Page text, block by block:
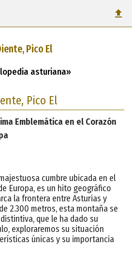
Pico El
asturiana»
Pico El
Emblemática en el Corazón
cumbre ubicada en el
Europa, es un hito geográfico
la frontera entre Asturias y
2.300 metros, esta montaña se
que le ha dado su
exploraremos su situación
únicas y su importancia